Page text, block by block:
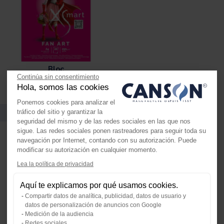
Bloc
Vídeos
Continúa sin consentimiento
Hola, somos las cookies
Ponemos cookies para analizar el
tráfico del sitio y garantizar la
seguridad del mismo y de las redes sociales en las que nos
sigue. Las redes sociales ponen rastreadores para seguir toda su
navegación por Internet, contando con su autorización. Puede
modificar su autorización en cualquier momento.
Lea la política de privacidad
Aquí te explicamos por qué usamos cookies.
Compartir datos de analítica, publicidad, datos de usuario y
datos de personalización de anuncios con Google
Medición de la audiencia
Nuestra plataforma te permite